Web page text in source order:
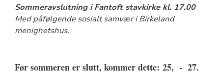
Sommeravslutning i Fantoft stavkirke kl. 17.00
Med påfølgende sosialt samvær i Birkeland
menighetshus.
Før sommeren er slutt, kommer dette: 25, - 27.